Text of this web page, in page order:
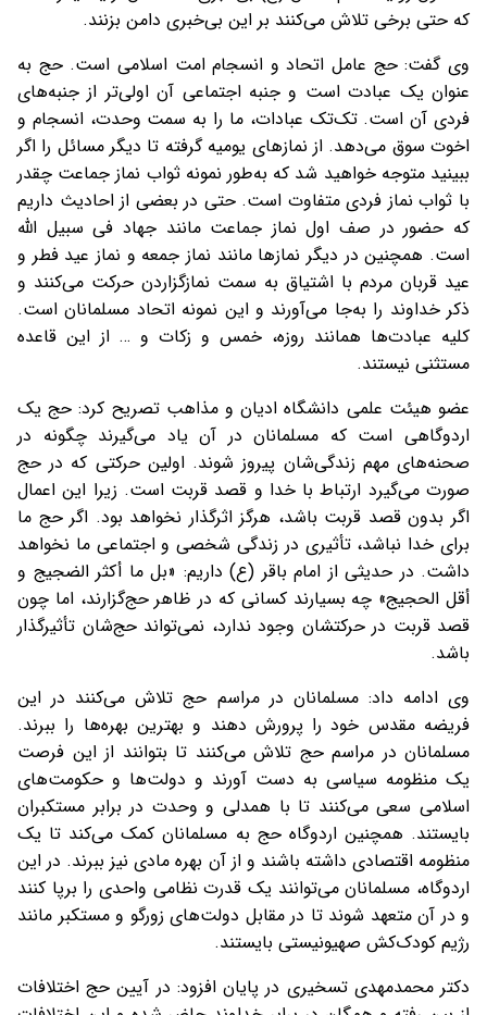
که حتی برخی تلاش می‌کنند بر این بی‌خبری دامن بزنند.
وی گفت: حج عامل اتحاد و انسجام امت اسلامی است. حج به
عنوان یک عبادت است و جنبه اجتماعی آن اولی‌تر از جنبه‌های
فردی آن است. تک‌تک عبادات، ما را به سمت وحدت، انسجام و
اخوت سوق می‌دهد. از نمازهای یومیه گرفته تا دیگر مسائل را اگر
ببینید متوجه خواهید شد که به‌طور نمونه ثواب نماز جماعت چقدر
با ثواب نماز فردی متفاوت است. حتی در بعضی از احادیث داریم
که حضور در صف اول نماز جماعت مانند جهاد فی‌ سبیل الله
است. همچنین در دیگر نمازها مانند نماز جمعه و نماز عید فطر و
عید قربان مردم با اشتیاق به سمت نمازگزاردن حرکت می‌کنند و
ذکر خداوند را به‌جا می‌آورند و این نمونه اتحاد مسلمانان است.
کلیه عبادت‌ها همانند روزه، خمس و زکات و … از این قاعده
مستثنی نیستند.
عضو هیئت علمی دانشگاه ادیان و مذاهب تصریح کرد: حج یک
اردوگاهی است که مسلمانان در آن یاد می‌گیرند چگونه در
صحنه‌های مهم زندگی‌شان پیروز شوند. اولین حرکتی که در حج
صورت می‌گیرد ارتباط با خدا و قصد قربت است. زیرا این اعمال
اگر بدون قصد قربت باشد، هرگز اثرگذار نخواهد بود. اگر حج ما
برای خدا نباشد، تأثیری در زندگی شخصی و اجتماعی ما نخواهد
داشت. در حدیثی از امام باقر (ع) داریم: «بل ما أكثر الضجيج و
أقل الحجيج» چه بسیارند کسانی که در ظاهر حج‌گزارند، اما چون
قصد قربت در حرکتشان وجود ندارد، نمی‌تواند حج‌شان تأثیرگذار
باشد.
وی ادامه داد: مسلمانان در مراسم حج تلاش می‌کنند در این
فریضه مقدس خود را پرورش دهند و بهترین بهره‌ها را ببرند.
مسلمانان در مراسم حج تلاش می‌کنند تا بتوانند از این فرصت
یک منظومه سیاسی به دست آورند و دولت‌ها و حکومت‌های
اسلامی سعی می‌کنند تا با همدلی و وحدت در برابر مستکبران
بایستند. همچنین اردوگاه حج به مسلمانان کمک می‌کند تا یک
منظومه اقتصادی داشته باشند و از آن بهره مادی نیز ببرند. در این
اردوگاه، مسلمانان می‌توانند یک قدرت نظامی واحدی را برپا کنند
و در آن متعهد شوند تا در مقابل دولت‌های زورگو و مستکبر مانند
رژیم کودک‌کش صهیونیستی بایستند.
دکتر محمدمهدی تسخیری در پایان افزود: در آیین حج اختلافات